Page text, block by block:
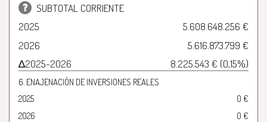
SUBTOTAL CORRIENTE
2025
5.608.648.256 €
2026
5.616.873.799 €
∆2025-2026
8.225.543 € (0,15%)
6. ENAJENACIÓN DE INVERSIONES REALES
2025
0 €
2026
0 €